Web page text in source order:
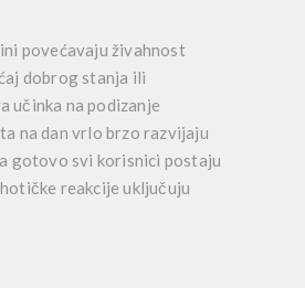
povećavaju živahnost
dobrog stanja ili
učinka na podizanje
na dan vrlo brzo razvijaju
gotovo svi korisnici postaju
reakcije uključuju